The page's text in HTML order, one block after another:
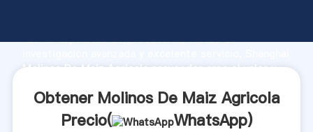
fuerte capacidad de producción, fuerza de
Molinos De Maiz Agricola proveedor crea el valor y
Obtener Molinos De Maiz Agricola
Precio(
WhatsApp)